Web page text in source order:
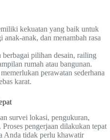
kekuatan yang baik untuk
anak, dan menambah rasa
berbagai pilihan desain, railing
rumah atau bangunan.
perawatan sederhana
karat.
survei lokasi, pengukuran,
pengerjaan dilakukan tepat
Anda tidak perlu khawatir